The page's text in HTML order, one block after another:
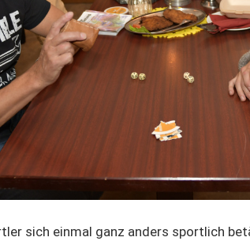
sich einmal ganz anders sportlich